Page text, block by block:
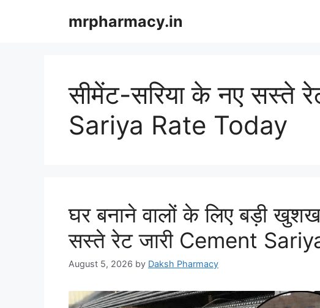
mrpharmacy.in
सीमेंट-सरिया के नए सस्ते
Sariya Rate Today
घर बनाने वालों के लिए बड़ी
सस्ते रेट जारी Cement
August 5, 2026 by Daksh Pharmacy